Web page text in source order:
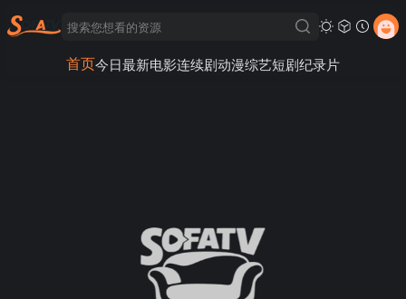
首页今日最新电影连续剧动漫综艺短剧纪录片